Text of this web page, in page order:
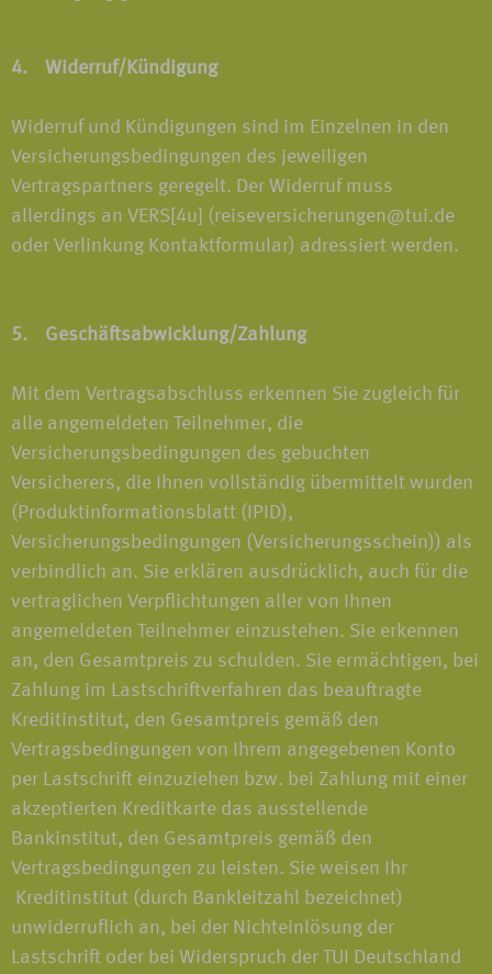
4. Widerruf/Kündigung
Widerruf und Kündigungen sind im Einzelnen in den
Versicherungsbedingungen des jeweiligen
Vertragspartners geregelt. Der Widerruf muss
allerdings an VERS[4u] (reiseversicherungen@tui.de
oder Verlinkung Kontaktformular) adressiert werden.
5. Geschäftsabwicklung/Zahlung
Mit dem Vertragsabschluss erkennen Sie zugleich für
alle angemeldeten Teilnehmer, die
Versicherungsbedingungen des gebuchten
Versicherers, die Ihnen vollständig übermittelt wurden
(Produktinformationsblatt (IPID),
Versicherungsbedingungen (Versicherungsschein)) als
verbindlich an. Sie erklären ausdrücklich, auch für die
vertraglichen Verpflichtungen aller von Ihnen
angemeldeten Teilnehmer einzustehen. Sie erkennen
an, den Gesamtpreis zu schulden. Sie ermächtigen, bei
Zahlung im Lastschriftverfahren das beauftragte
Kreditinstitut, den Gesamtpreis gemäß den
Vertragsbedingungen von Ihrem angegebenen Konto
per Lastschrift einzuziehen bzw. bei Zahlung mit einer
akzeptierten Kreditkarte das ausstellende
Bankinstitut, den Gesamtpreis gemäß den
Vertragsbedingungen zu leisten. Sie weisen Ihr
Kreditinstitut (durch Bankleitzahl bezeichnet)
unwiderruflich an, bei der Nichteinlösung der
Lastschrift oder bei Widerspruch der TUI Deutschland